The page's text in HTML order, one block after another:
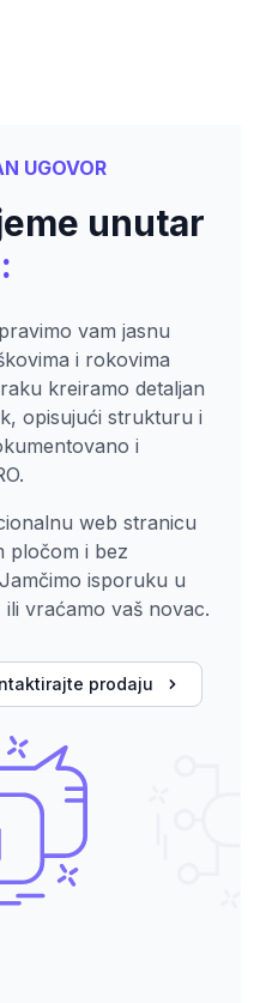
UGOVOR
unutar
:
vam jasnu
i rokovima
kreiramo detaljan
opisujući strukturu i
i
web stranicu
pločom i bez
isporuku u
vraćamo vaš novac.
prodaju